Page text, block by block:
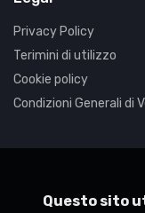
Privacy Policy
Terimini di utilizzo
Cookie policy
Condizioni Generali di
Questo sito